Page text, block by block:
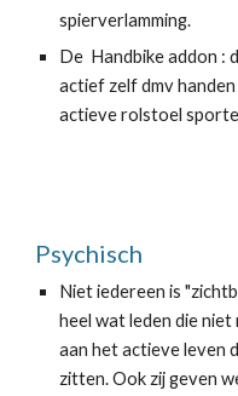
spierverlamming.
De Handbike addon :
actief zelf dmv
actieve rolstoel
Psychisch
Niet iedereen is
heel wat leden die
aan het actieve leven
zitten. Ook zij geven